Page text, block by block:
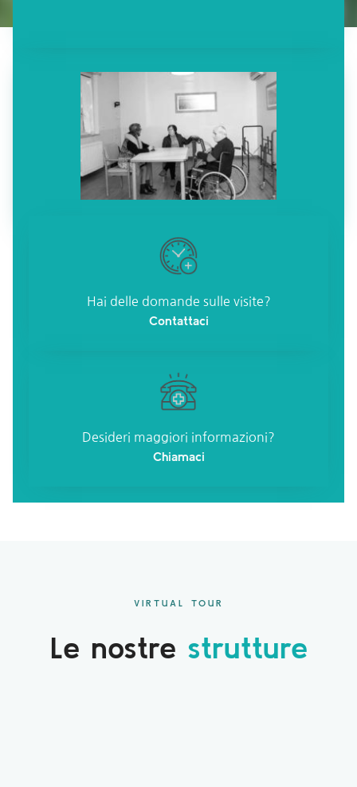
Hai delle domande sulle visite?
Contattaci
Desideri maggiori informazioni?
Chiamaci
VIRTUAL TOUR
Le nostre strutture